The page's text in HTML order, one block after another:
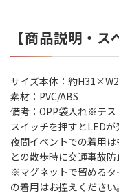
【商品説明・ス
サイズ本体：約
素材：PVC/ABS
備考：OPP袋入れ※テス
スイッチを押すとLED
夜間イベントでの着用
との散歩時に交通事故
※マグネットで留める
の着用はお控えください。